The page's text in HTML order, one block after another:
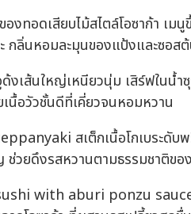
ทอดเสียบไม้สไตล์โอซาก้า เม
กลิ่นหอมละมุนของแป้งและซอส
เส้นใหญ่เหนียวนุ่ม เสิร์ฟในน้ำ
เนื้อวัวชั้นดีที่เคี่ยวจนหอมหวาน
สเต็กเนื้อโกเบระดับพ
ช่วยดึงรสหวานตามธรรมชาติข
with aburi ponzu sauce